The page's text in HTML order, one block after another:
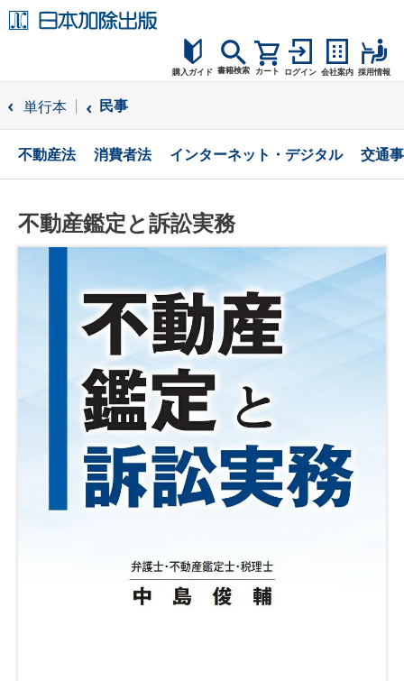
購入ガイド
購入ガイド
読者サポート
書籍検索 カート ログイン 会社案内 採用情報
単行本 民事
不動産法 消費者法 インターネット・デジタル 交通
不動産鑑定と訴訟実務